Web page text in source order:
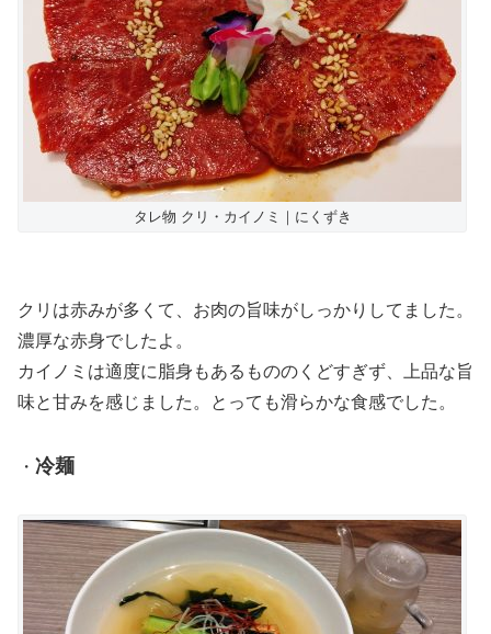
タレ物 クリ・カイノミ｜にくずき
クリは赤みが多くて、お肉の旨味がしっかりしてました。
濃厚な赤身でしたよ。
カイノミは適度に脂身もあるもののくどすぎず、上品な旨
味と甘みを感じました。とっても滑らかな食感でした。
・ 冷麺